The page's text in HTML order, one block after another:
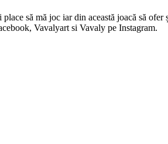
să mă joc iar din această joacă să
Vavalyart si Vavaly pe Instagram.